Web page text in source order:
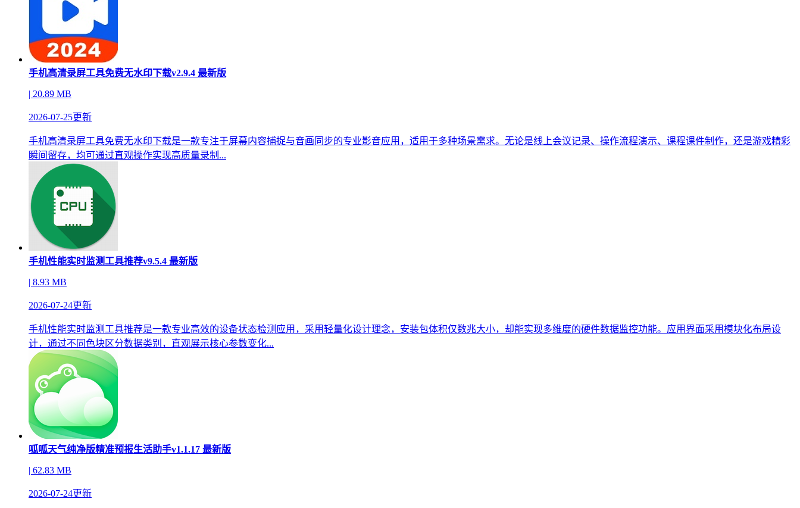
手机高清录屏工具免费无水印下载v2.9.4 最新版
| 20.89 MB
2026-07-25更新
手机高清录屏工具免费无水印下载是一款专注于屏幕内容捕捉与音画同步的专业影音应用，适用于多种场景需求。无论是线上会议记录、操作流程演示、课程课件制作，还是游戏精彩
瞬间留存，均可通过直观操作实现高质量录制...
手机性能实时监测工具推荐v9.5.4 最新版
| 8.93 MB
2026-07-24更新
手机性能实时监测工具推荐是一款专业高效的设备状态检测应用，采用轻量化设计理念，安装包体积仅数兆大小，却能实现多维度的硬件数据监控功能。应用界面采用模块化布局设
计，通过不同色块区分数据类别，直观展示核心参数变化...
呱呱天气纯净版精准预报生活助手v1.1.17 最新版
| 62.83 MB
2026-07-24更新